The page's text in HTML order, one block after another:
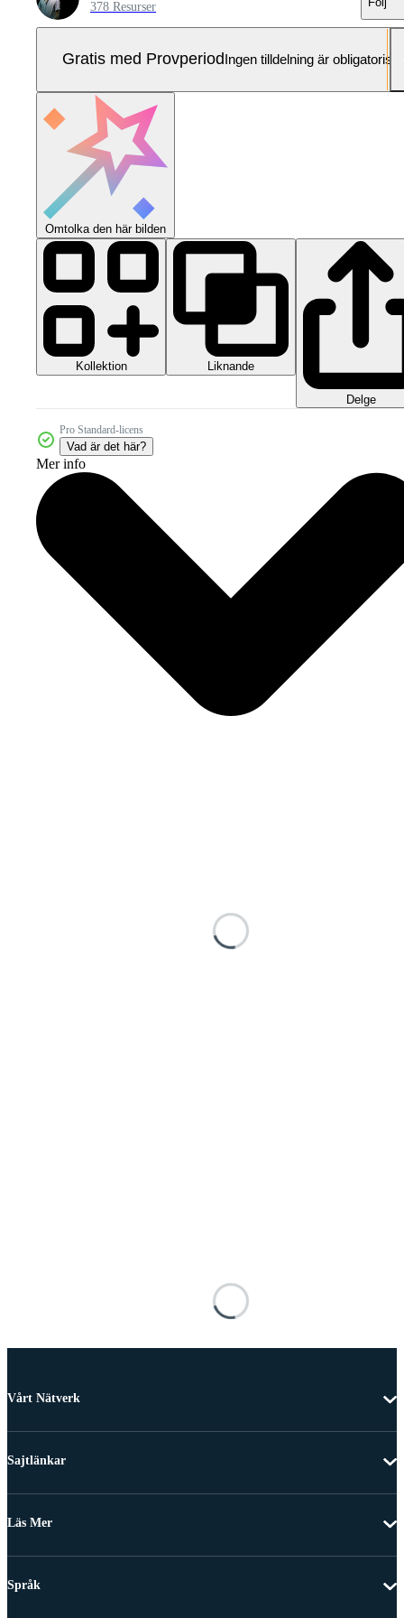
378 Resurser
Gratis med ProvperiodIngen tilldelning är obligatorisk
Omtolka den här bilden
Kollektion Liknande
Delge
Pro Standard-licens
Vad är det här?
Mer info
Vårt Nätverk
Sajtlänkar
Läs Mer
Språk